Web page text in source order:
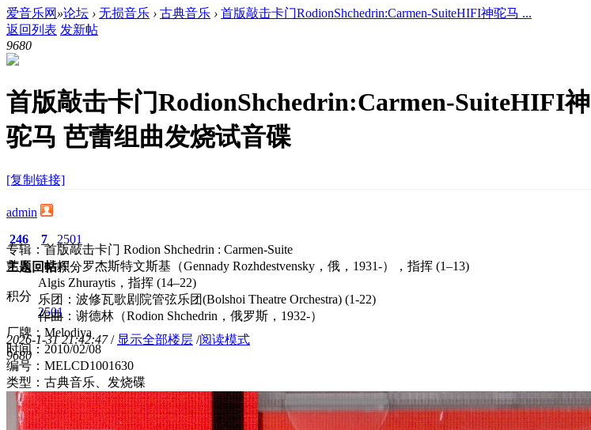
爱音乐网 »论坛 › 无损音乐 › 古典音乐 › 首版敲击卡门RodionShchedrin:Carmen-SuiteHIFI神驼马 ...
返回列表 发新帖
9680
首版敲击卡门RodionShchedrin:Carmen-SuiteHIFI神
驼马 芭蕾组曲发烧试音碟
[复制链接]
admin
246
主题
7
回帖
2501
积分
积分
2501
2026-1-31 21:42:47 / 显示全部楼层 /阅读模式
9680
专辑：首版敲击卡门 Rodion Shchedrin : Carmen-Suite
艺人：指挥：罗杰斯特文斯基（Gennady Rozhdestvensky，俄，1931-），指挥 (1–13)
Algis Zhuraytis，指挥 (14–22)
乐团：波修瓦歌剧院管弦乐团(Bolshoi Theatre Orchestra) (1-22)
作曲：谢德林（Rodion Shchedrin，俄罗斯，1932-）
厂牌：Melodiya
时间：2010/02/08
编号：MELCD1001630
类型：古典音乐、发烧碟